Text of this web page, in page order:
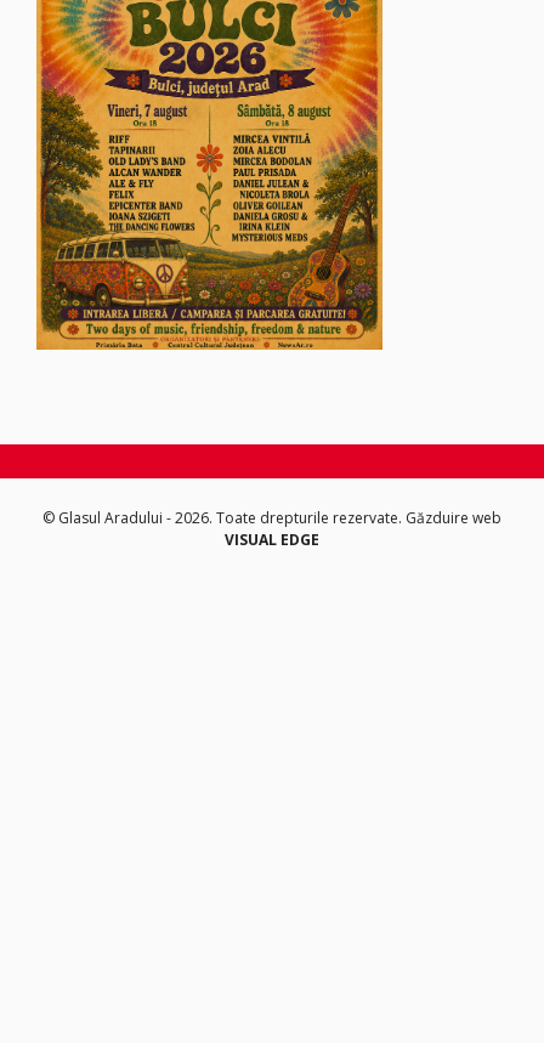
© Glasul Aradului - 2026. Toate drepturile rezervate. Găzduire web
VISUAL EDGE